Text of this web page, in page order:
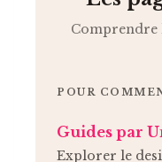
Comprendre
POUR
Guides par
Explorer le